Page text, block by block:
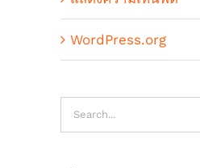
WordPress.org
Search
for: